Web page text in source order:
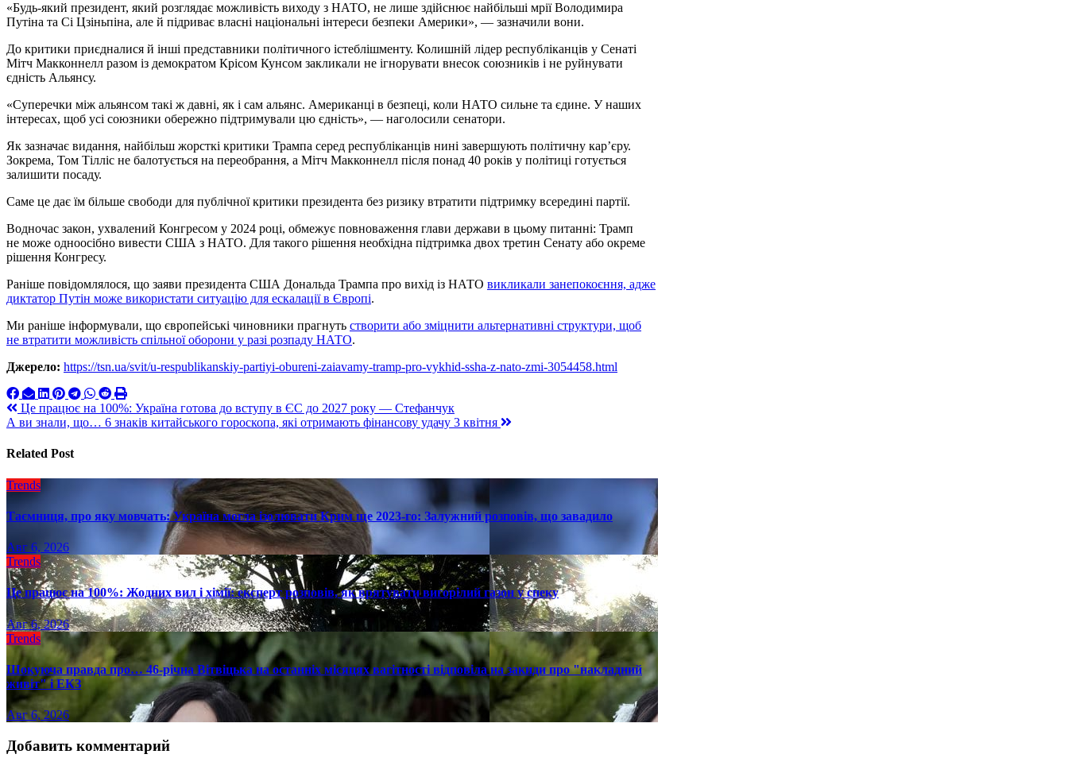
«Будь-який президент, який розглядає можливість виходу з НАТО, не лише здійснює найбільші мрії Володимира
Путіна та Сі Цзіньпіна, але й підриває власні національні інтереси безпеки Америки», — зазначили вони.
До критики приєдналися й інші представники політичного істеблішменту. Колишній лідер республіканців у Сенаті
Мітч Макконнелл разом із демократом Крісом Кунсом закликали не ігнорувати внесок союзників і не руйнувати
єдність Альянсу.
«Суперечки між альянсом такі ж давні, як і сам альянс. Американці в безпеці, коли НАТО сильне та єдине. У наших
інтересах, щоб усі союзники обережно підтримували цю єдність», — наголосили сенатори.
Як зазначає видання, найбільш жорсткі критики Трампа серед республіканців нині завершують політичну кар’єру.
Зокрема, Том Тілліс не балотується на переобрання, а Мітч Макконнелл після понад 40 років у політиці готується
залишити посаду.
Саме це дає їм більше свободи для публічної критики президента без ризику втратити підтримку всередині партії.
Водночас закон, ухвалений Конгресом у 2024 році, обмежує повноваження глави держави в цьому питанні: Трамп
не може одноосібно вивести США з НАТО. Для такого рішення необхідна підтримка двох третин Сенату або окреме
рішення Конгресу.
Раніше повідомлялося, що заяви президента США Дональда Трампа про вихід із НАТО викликали занепокоєння, адже
диктатор Путін може використати ситуацію для ескалації в Європі.
Ми раніше інформували, що європейські чиновники прагнуть створити або зміцнити альтернативні структури, щоб
не втратити можливість спільної оборони у разі розпаду НАТО.
Джерело: https://tsn.ua/svit/u-respublikanskiy-partiyi-obureni-zaiavamy-tramp-pro-vykhid-ssha-z-nato-zmi-3054458.html
Навигация
по
записям
Це працює на 100%: Україна готова до вступу в ЄС до 2027 року — Стефанчук
А ви знали, що… 6 знаків китайського гороскопа, які отримають фінансову удачу 3 квітня
Related Post
Trends
Таємниця, про яку мовчать: Україна могла ізолювати Крим ще 2023-го: Залужний розповів, що завадило
Авг 6, 2026
Trends
Це працює на 100%: Жодних вил і хімії: експерт розповів, як врятувати вигорілий газон у спеку
Авг 6, 2026
Trends
Шокуюча правда про… 46-річна Вітвіцька на останніх місяцях вагітності відповіла на закиди про "накладний
живіт" і ЕКЗ
Авг 6, 2026
Добавить комментарий